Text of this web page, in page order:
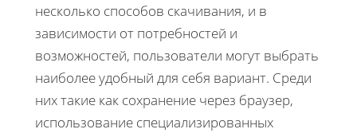
несколько способов скачивания, и в
зависимости от потребностей и
возможностей, пользователи могут выбрать
наиболее удобный для себя вариант. Среди
них такие как сохранение через браузер,
использование специализированных